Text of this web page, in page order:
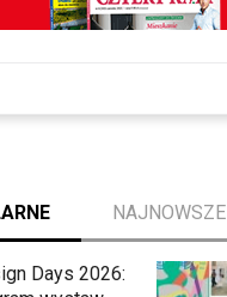
NAJNOWSZE
Days 2026: